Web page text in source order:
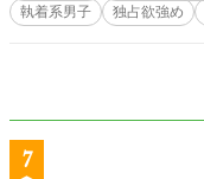
執着系男子
独占欲強め
7